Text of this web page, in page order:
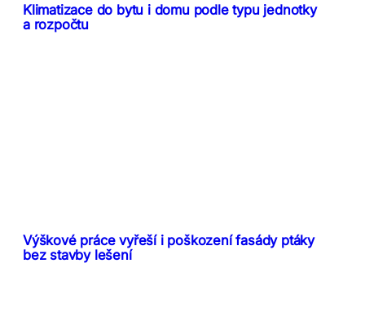
Klimatizace do bytu i domu podle typu jednotky
a rozpočtu
Výškové práce vyřeší i poškození fasády ptáky
bez stavby lešení